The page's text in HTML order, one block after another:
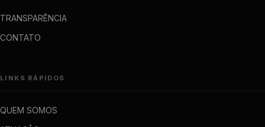
TRANSPARÊNCIA
CONTATO
LINKS RÁPIDOS
QUEM SOMOS